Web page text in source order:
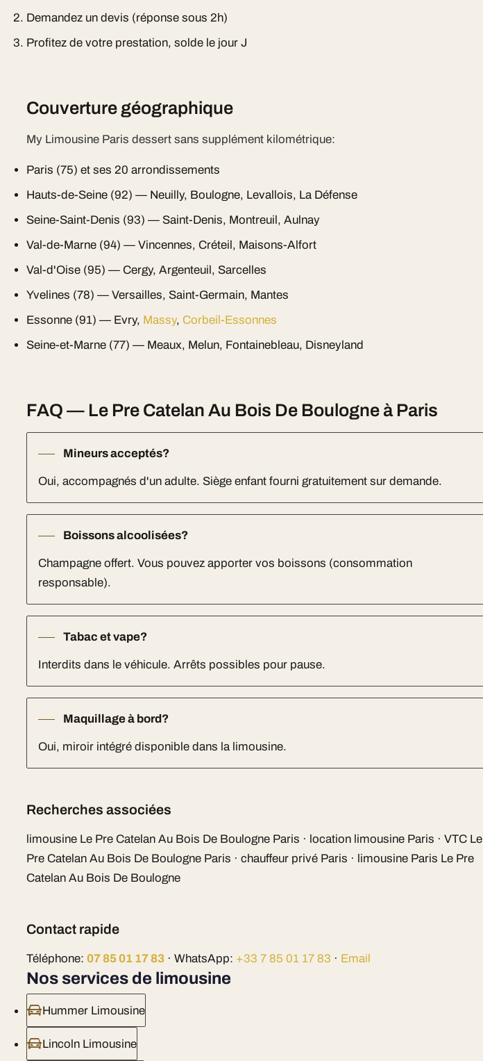
Demandez un devis (réponse sous 2h)
Profitez de votre prestation, solde le jour J
Couverture géographique
My Limousine Paris dessert sans supplément kilométrique:
Paris (75) et ses 20 arrondissements
Hauts-de-Seine (92) — Neuilly, Boulogne, Levallois, La Défense
Seine-Saint-Denis (93) — Saint-Denis, Montreuil, Aulnay
Val-de-Marne (94) — Vincennes, Créteil, Maisons-Alfort
Val-d'Oise (95) — Cergy, Argenteuil, Sarcelles
Yvelines (78) — Versailles, Saint-Germain, Mantes
Essonne (91) — Evry, Massy, Corbeil-Essonnes
Seine-et-Marne (77) — Meaux, Melun, Fontainebleau, Disneyland
FAQ — Le Pre Catelan Au Bois De Boulogne à Paris
Mineurs acceptés?
Oui, accompagnés d'un adulte. Siège enfant fourni gratuitement sur demande.
Boissons alcoolisées?
Champagne offert. Vous pouvez apporter vos boissons (consommation
responsable).
Tabac et vape?
Interdits dans le véhicule. Arrêts possibles pour pause.
Maquillage à bord?
Oui, miroir intégré disponible dans la limousine.
Recherches associées
limousine Le Pre Catelan Au Bois De Boulogne Paris · location limousine Paris · VTC Le
Pre Catelan Au Bois De Boulogne Paris · chauffeur privé Paris · limousine Paris Le Pre
Catelan Au Bois De Boulogne
Contact rapide
Téléphone:07 85 01 17 83 · WhatsApp: +33 7 85 01 17 83 · Email
Nos services de limousine
Hummer Limousine
Lincoln Limousine